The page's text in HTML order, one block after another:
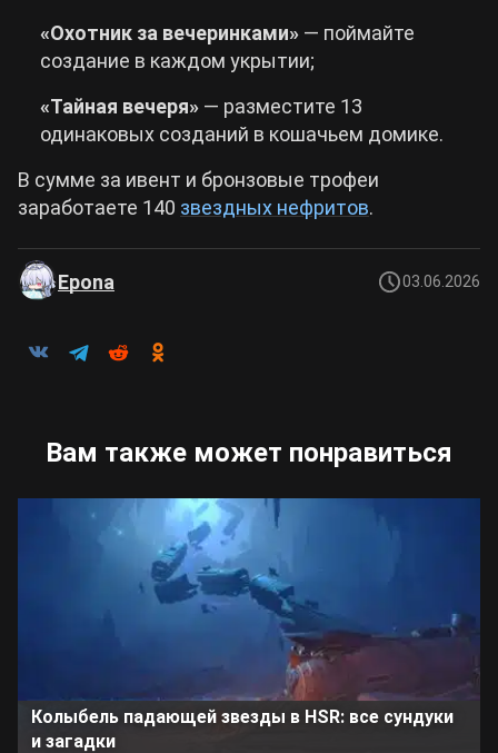
«Охотник за вечеринками» — поймайте
создание в каждом укрытии;
«Тайная вечеря» — разместите 13
одинаковых созданий в кошачьем домике.
В сумме за ивент и бронзовые трофеи
заработаете 140 звездных нефритов.
Epona 03.06.2026
Вам также может понравиться
Колыбель падающей звезды в HSR: все сундуки
и загадки